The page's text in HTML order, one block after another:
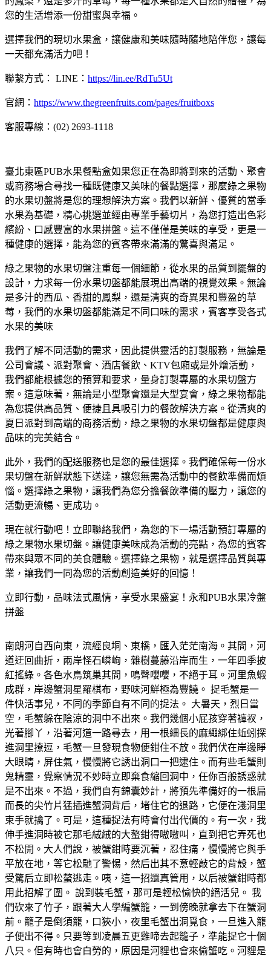
您的生活增添一份甜蜜與幸福。
選擇我們的現切水果盒，讓健康和美味隨時隨地陪伴您，讓每
一天都充滿活力吧！
聯繫方式： LINE： https://lin.ee/RdTu5Ut
官網： https://www.thegreenfruits.com/pages/fruitboxs
客服專線：(02) 2693-1118
臺北東區PUB水果餐點盒如果您正在為即將到來的活動、聚會
或商務場合尋找一種既健康又美味的餐點選擇，那麼綠之果物
的水果切盤將是您的理想解決方案。我們以新鮮、優質的當季
水果為基礎，精心挑選並經由專業手藝切片，為您打造出色彩
繽紛、口感豐富的水果拼盤。這不僅僅是美味的享受，更是一
種健康的選擇，能為您的賓客帶來滿滿的驚喜與滿足。
綠之果物的水果切盤注重每一個細節，從水果的品質到擺盤的
設計，力求每一份水果切盤都能展現出高端的視覺效果。無論
是多汁的西瓜、香甜的鳳梨，還是清爽的奇異果和豐盈的草
莓，我們的水果切盤都能滿足不同口味的需求，賓客享受各式
水果的美味
我們了解不同活動的需求，因此提供靈活的訂製服務，無論是
公司會議、派對聚會、酒店餐飲、KTV包廂或是外燴活動，
我們都能根據您的預算和要求，量身訂製專屬的水果切盤方
案。這意味著，無論是小型聚會還是大型宴會，綠之果物都能
為您提供高品質、便捷且具吸引力的餐飲解決方案。從清爽的
夏日派對到高端的商務活動，綠之果物的水果切盤都是健康與
品味的完美結合。
此外，我們的配送服務也是您的最佳選擇。我們確保每一份水
果切盤在新鮮狀態下送達，讓您無需為活動中的餐飲準備而煩
惱。選擇綠之果物，讓我們為您分擔餐飲準備的壓力，讓您的
活動更流暢、更成功。
現在就行動吧！立即聯絡我們，為您的下一場活動預訂專屬的
綠之果物水果切盤。讓健康美味成為活動的亮點，為您的賓客
帶來與眾不同的美食體驗。選擇綠之果物，就是選擇品質與專
業，讓我們一同為您的活動創造美好的回憶！
立即行動，品味法式風情，享受水果盛宴！永和PUB水果冷盤
拼盤
南朗河自西向東，流經良垌、東橋，匯入茫茫南海。其間，河
道迂回曲折，兩岸怪石嶙峋，雜樹蔓藤沿岸而生，一年四季披
紅搖綠。各色水鳥筑巢其間，鳴聲嚶嚶，不絕于耳。河里魚蝦
成群，岸邊蟹洞星羅棋布，野味河鮮極為豐饒。 捉毛蟹是一
件快活事兒，不同的季節自有不同的捉法。 大暑天，烈日當
空，毛蟹躲在陰涼的洞中不出來。我們幾個小屁孩穿著褲衩，
光著腳丫，沿著河道一路尋去，用一根細長的麻繩綁住蚯蚓探
進洞里撩逗，毛蟹一旦發現食物便鉗住不放。我們伏在岸邊睜
大眼睛，屏住氣，慢慢將它誘出洞口一把逮住。而有些毛蟹則
鬼精靈，覺察情況不妙時立即棄食縮回洞中，任你百般誘惑就
是不出來。不過，我們自有錦囊妙計，將預先準備好的一根扁
而長的尖竹片猛插進蟹洞背后，堵住它的退路，它便在淺洞里
束手就擒了。可是，這種捉法有時會付出代價的。有一次，我
伸手進洞時被它那毛絨絨的大螯鉗得嗷嗷叫，直到把它弄死也
不松開。大人們說，被蟹鉗時要沉著，忍住痛，慢慢將它與手
平放在地，等它松馳了警惕，然后出其不意輕敲它的背殼，蟹
受驚后立即松螯逃走。咦，這一招還真管用，以后被蟹鉗時都
用此招解了圍。 說到裝毛蟹，那可是輕松愉快的絕活兒。 我
們砍來了竹子，跟著大人學編蟹籠，一到傍晚就拿去下在蟹洞
前。籠子是倒須籠，口狹小，夜里毛蟹出洞覓食，一旦進入籠
子便出不得。只要等到凌晨五更雞啼去起籠子，準能捉它十個
八只。但有時也會白勞的，原因是河貍也會來偷蟹吃。河貍是